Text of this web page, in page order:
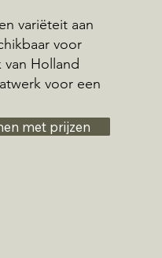
variëteit aan
voor
van Holland
voor een
met prijzen